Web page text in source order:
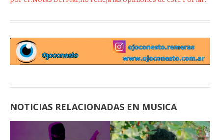
NOTICIAS RELACIONADAS EN MUSICA